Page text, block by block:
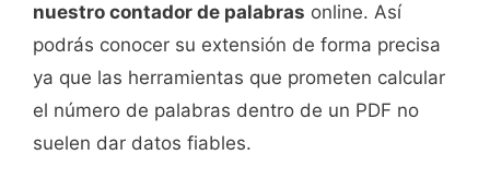
nuestro contador de palabras online. Así
podrás conocer su extensión de forma precisa
ya que las herramientas que prometen calcular
el número de palabras dentro de un PDF no
suelen dar datos fiables.